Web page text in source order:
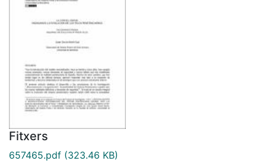
Fitxers
657465.pdf (323.46 KB)